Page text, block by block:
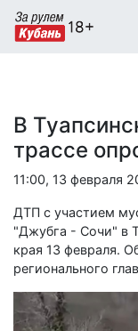
В
трассе
11:00, 13 февраля
ДТП с участием
"Джубга - Сочи" в
края 13 февраля.
регионального